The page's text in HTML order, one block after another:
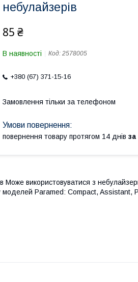
небулайзерів
85 ₴
В наявності Код: 2578005
+380 (67) 371-15-16
Замовлення тільки за телефоном
повернення товару протягом 14 днів
використовуватися з
моделей Paramed: Compact, Assistant,